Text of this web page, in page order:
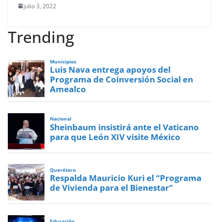
julio 3, 2022
Trending
Municipios
Luis Nava entrega apoyos del
Programa de Coinversión Social en
Amealco
Nacional
Sheinbaum insistirá ante el Vaticano
para que León XIV visite México
Querétaro
Respalda Mauricio Kuri el “Programa
de Vivienda para el Bienestar”